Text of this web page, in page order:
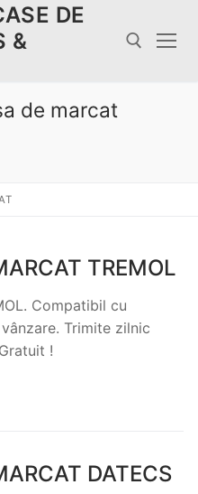
DE
&
de marcat
TREMOL
Compatibil cu
Trimite zilnic
!
DATECS